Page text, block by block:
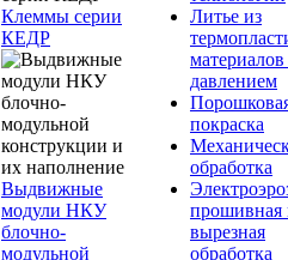
Клеммы серии
КЕДР
Выдвижные
модули НКУ
блочно-
модульной
Литье из
давлением
покраска
обработка
прошивная
вырезная
обработка